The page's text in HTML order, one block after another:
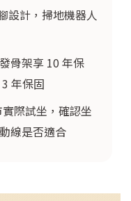
設計，掃地機器人
骨架享 10 年保
年保固
際試坐，確認坐
線是否適合